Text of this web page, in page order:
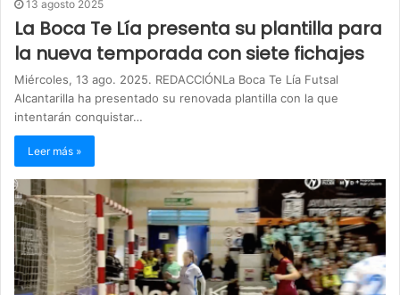
13 agosto 2025
La Boca Te Lía presenta su plantilla para
la nueva temporada con siete fichajes
Miércoles, 13 ago. 2025. REDACCIÓNLa Boca Te Lía Futsal
Alcantarilla ha presentado su renovada plantilla con la que
intentarán conquistar…
Leer más »